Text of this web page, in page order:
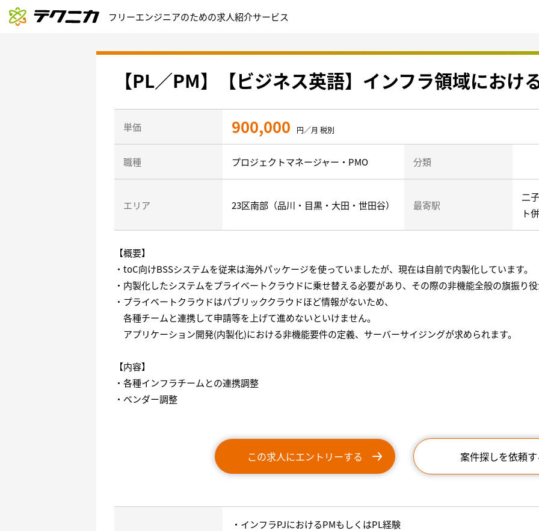
フリーエンジニアのための求人紹介サービス
【PL／PM】【ビジネス英語】インフラ領域におけ
単価 900,000 円／月 税別
職種 プロジェクトマネージャー・PMO 分類
エリア 23区南部（品川・目黒・大田・世田谷） 最寄駅
二
ト
【概要】
・toC向けBSSシステムを従来は海外パッケージを使っていましたが、現在は自前で内製化しています。
・内製化したシステムをプライベートクラウドに乗せ替える必要があり、その際の非機能全般の旗振り
・プライベートクラウドはパブリッククラウドほど情報がないため、
各種チームと連携して申請等を上げて進めないといけません。
アプリケーション開発(内製化)における非機能要件の定義、サーバーサイジングが求められます。
【内容】
・各種インフラチームとの連携調整
・ベンダー調整
この求人にエントリーする 案件探しを依頼
・インフラPJにおけるPMもしくはPL経験